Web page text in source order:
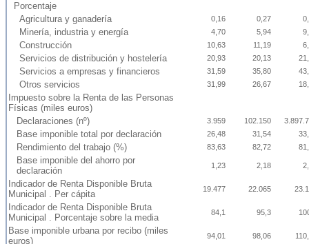
Porcentaje
Agricultura y ganadería
0,16 0,27
Minería, industria y energía 4,70 5,94
Construcción 10,63 11,19
Servicios de distribución y hostelería 20,93 20,13
Servicios a empresas y financieros 31,59 35,80
Otros servicios 31,99 26,67
Impuesto sobre la Renta de las Personas
Físicas (miles euros)
Declaraciones (nº)
3.959 102.150
Base imponible total por declaración 26,48 31,54
Rendimiento del trabajo (%) 83,63 82,72
Base imponible del ahorro por
declaración
1,23 2,18
Indicador de Renta Disponible Bruta
Municipal . Per cápita
19.477 22.065
Indicador de Renta Disponible Bruta
Municipal . Porcentaje sobre la media
84,1 95,3
Base imponible urbana por recibo (miles
euros)
94,01 98,06